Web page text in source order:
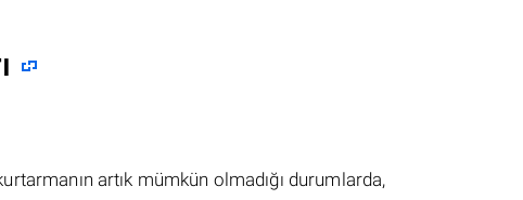
artık mümkün olmadığı durumlarda,